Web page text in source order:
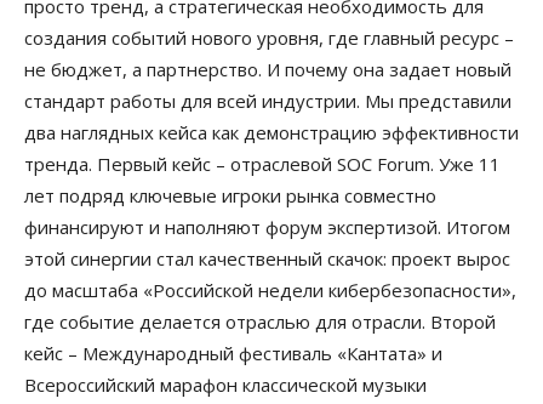
просто тренд, а стратегическая необходимость для
создания событий нового уровня, где главный ресурс –
не бюджет, а партнерство. И почему она задает новый
стандарт работы для всей индустрии. Мы представили
два наглядных кейса как демонстрацию эффективности
тренда. Первый кейс – отраслевой SOC Forum. Уже 11
лет подряд ключевые игроки рынка совместно
финансируют и наполняют форум экспертизой. Итогом
этой синергии стал качественный скачок: проект вырос
до масштаба «Российской недели кибербезопасности»,
где событие делается отраслью для отрасли. Второй
кейс – Международный фестиваль «Кантата» и
Всероссийский марафон классической музыки